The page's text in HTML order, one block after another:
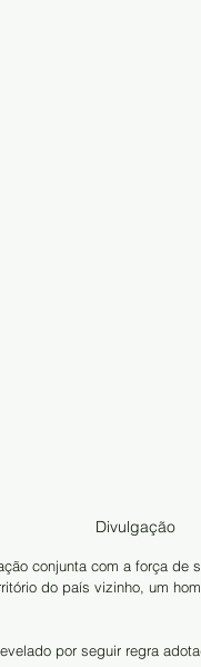
Divulgação
conjunta com a força de
do país vizinho, um
por seguir regra